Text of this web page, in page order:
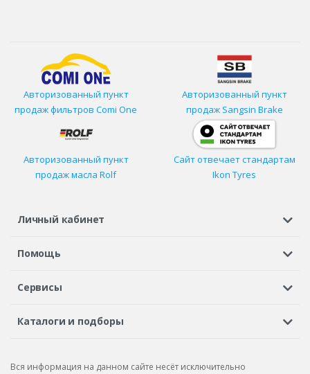
Авторизованный пункт
продаж фильтров Comi One
Авторизованный пункт
продаж Sangsin Brake
Авторизованный пункт
продаж масла Rolf
Сайт отвечает стандартам
Ikon Tyres
Личный кабинет
Регистрация или вход
Помощь
Шины в кредит
Сервисы
Автосервисы
Бонусная программа
Рекламации по услугам
Каталоги и подборы
Вся информация на данном сайте несёт исключительно